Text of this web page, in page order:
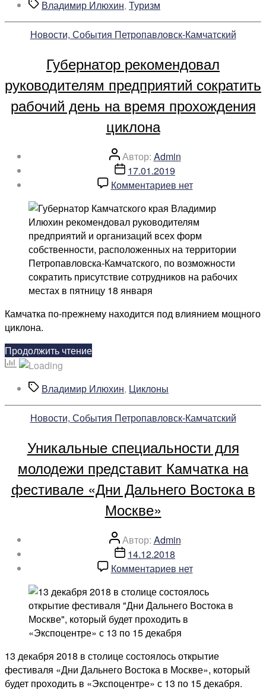
для
туристов
открылся
Камчатке»
МеткиВладимир Илюхин, Туризм
Рубрики
Новости, События Петропавловск-Камчатский
Губернатор рекомендовал
руководителям предприятий сократить
рабочий день на время прохождения
циклона
Автор
записи
Автор: Admin
Дата
записи
17.01.2019
Комментариевк
Губернатор
рекомендовал
руководителям
предприятий
сократить
рабочий
время
нет
Камчатка по-прежнему находится под влиянием мощного
циклона.
Продолжить чтение«Губернатор
предприятий
сократить
рабочий
на
время
прохождения
циклона»
МеткиВладимир Илюхин, Циклоны
Рубрики
Новости, События Петропавловск-Камчатский
Уникальные специальности для
молодежи представит Камчатка на
фестивале «Дни Дальнего Востока в
Москве»
Автор
записи
Автор: Admin
Дата
записи
14.12.2018
Комментариевк
Уникальные
специальности
для
молодежи
Камчатка
на
фестивале
нет
13 декабря 2018 в столице состоялось открытие
фестиваля «Дни Дальнего Востока в Москве», который
будет проходить в «Экспоцентре» с 13 по 15 декабря.